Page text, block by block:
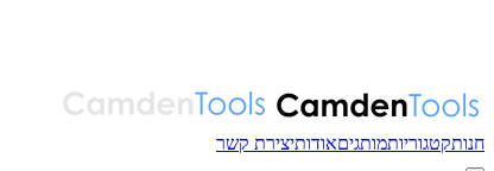
חנותקטגוריותמותגיםאודותיצירת קשר